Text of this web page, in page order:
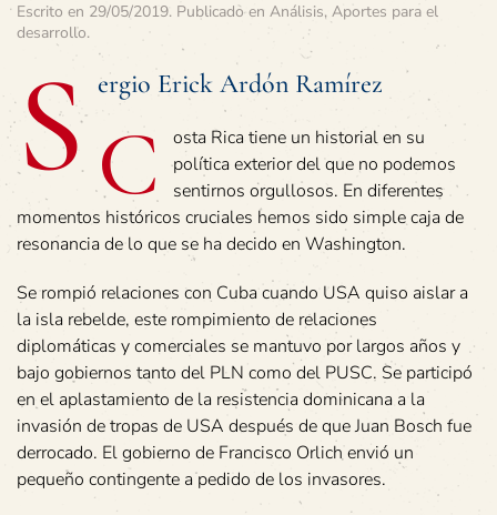
Escrito en 29/05/2019. Publicado en Análisis, Aportes para el
desarrollo.
S ergio Erick Ardón Ramírez
C
osta Rica tiene un historial en su
política exterior del que no podemos
sentirnos orgullosos. En diferentes
momentos históricos cruciales hemos sido simple caja de
resonancia de lo que se ha decido en Washington.
Se rompió relaciones con Cuba cuando USA quiso aislar a
la isla rebelde, este rompimiento de relaciones
diplomáticas y comerciales se mantuvo por largos años y
bajo gobiernos tanto del PLN como del PUSC. Se participó
en el aplastamiento de la resistencia dominicana a la
invasión de tropas de USA después de que Juan Bosch fue
derrocado. El gobierno de Francisco Orlich envió un
pequeño contingente a pedido de los invasores.